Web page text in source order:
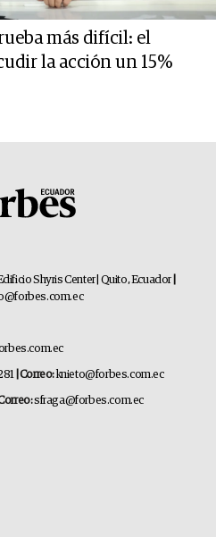
más difícil: el
la acción un 15%
Shyris Center | Quito, Ecuador
| Correo:knieto@forbes.com.ec
Correo:sfraga@forbes.com.ec